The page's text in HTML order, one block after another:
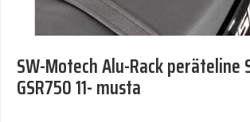
SW-Motech Alu-Rack peräteline
GSR750 11- musta